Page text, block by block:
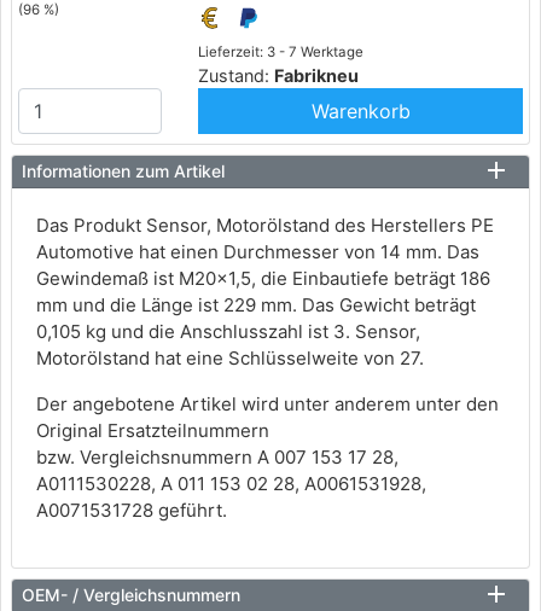
(96 %)
Lieferzeit: 3 - 7 Werktage
Zustand: Fabrikneu
Warenkorb
Informationen zum Artikel
Das Produkt Sensor, Motorölstand des Herstellers PE
Automotive hat einen Durchmesser von 14 mm. Das
Gewindemaß ist M20x1,5, die Einbautiefe beträgt 186
mm und die Länge ist 229 mm. Das Gewicht beträgt
0,105 kg und die Anschlusszahl ist 3. Sensor,
Motorölstand hat eine Schlüsselweite von 27.
Der angebotene Artikel wird unter anderem unter den
Original Ersatzteilnummern
bzw. Vergleichsnummern A 007 153 17 28,
A0111530228, A 011 153 02 28, A0061531928,
A0071531728 geführt.
OEM- / Vergleichsnummern